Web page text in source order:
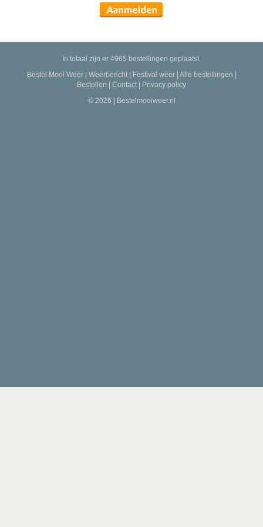
In totaal zijn er 4965 bestellingen geplaatst.
Bestel Mooi Weer| Weerbericht| Festival weer| Alle bestellingen
Bestellen
Contact
Privacy policy
© 2026 | Bestelmooiweer.nl